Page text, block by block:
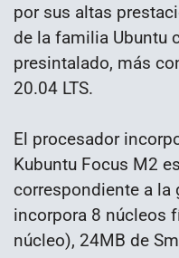
por sus altas
de la familia Ubuntu
presintalado, más
20.04 LTS.
El procesador
Kubuntu Focus M2
correspondiente a la
incorpora 8 núcleos
núcleo), 24MB de